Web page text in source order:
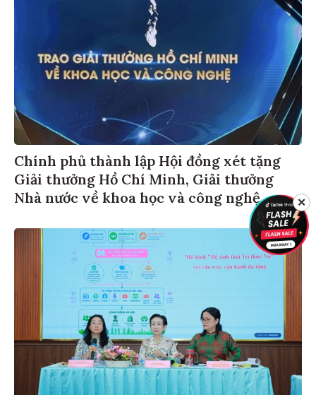
Chính phủ thành lập Hội đồng xét tặng
Giải thưởng Hồ Chí Minh, Giải thưởng
Nhà nước về khoa học và công nghệ
✕